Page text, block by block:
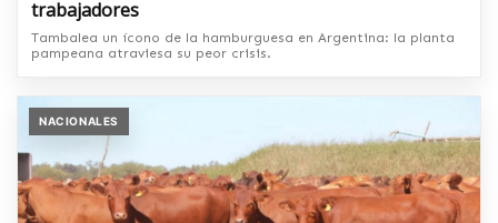
trabajadores
Tambalea un ícono de la hamburguesa en Argentina: la planta
pampeana atraviesa su peor crisis.
NACIONALES